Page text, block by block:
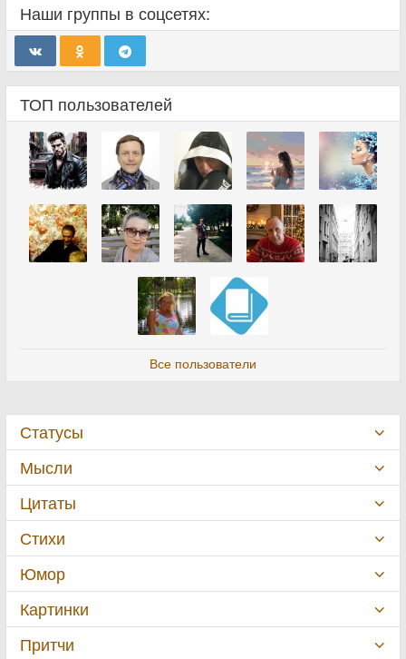
Наши группы в соцсетях:
ТОП пользователей
Все пользователи
Статусы
Мысли
Цитаты
Стихи
Юмор
Картинки
Притчи